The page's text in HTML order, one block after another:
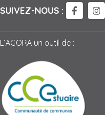
SUIVEZ-NOUS : LIEN
L’AGORA un outil de :